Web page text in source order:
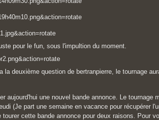
pour le fun, sous l'impultion du moment.
la deuxième question de bertranpierre, le tournage
aujourd'hui une nouvel bande annonce. Le tournage
(Je part une semaine en vacance pour récupérer
tourer cette bande annonce pour deux raisons. Pour